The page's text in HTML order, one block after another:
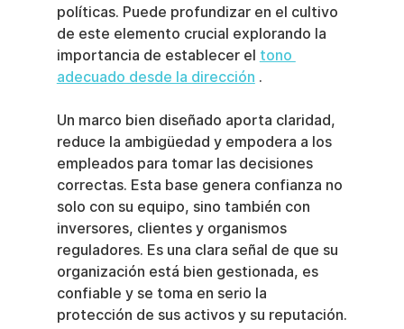
políticas. Puede profundizar en el cultivo
de este elemento crucial explorando la
importancia de establecer el tono
adecuado desde la dirección .
Un marco bien diseñado aporta claridad,
reduce la ambigüedad y empodera a los
empleados para tomar las decisiones
correctas. Esta base genera confianza no
solo con su equipo, sino también con
inversores, clientes y organismos
reguladores. Es una clara señal de que su
organización está bien gestionada, es
confiable y se toma en serio la
protección de sus activos y su reputación.